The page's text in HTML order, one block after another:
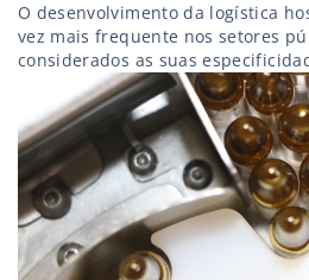
O desenvolvimento da logística
vez mais frequente nos setores
considerados as suas
operações, ambos buscam os
se beneficiar com as suas
que tanto o setor público quanto
a necessidade de uma […]